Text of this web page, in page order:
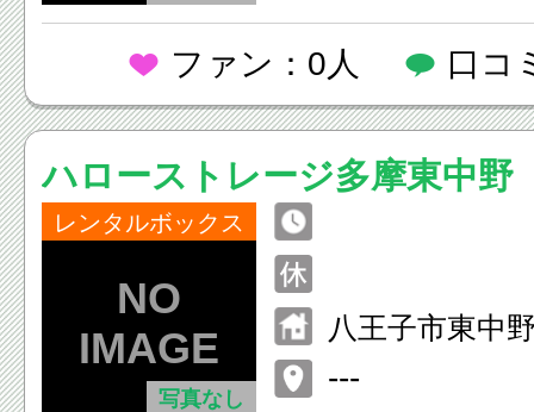
ファン：0人 口コ
ハローストレージ多摩東中野
レンタルボックス
写真なし
八王子市東中
---